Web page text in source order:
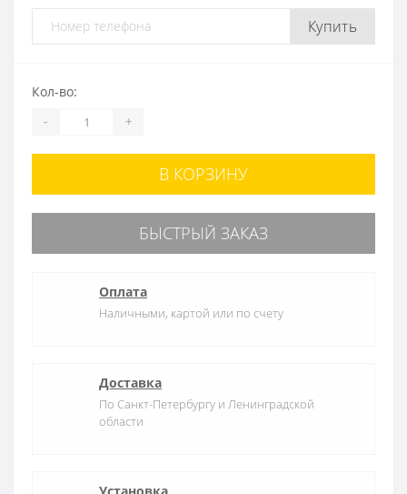
Купить
Кол-во:
- +
В КОРЗИНУ
БЫСТРЫЙ ЗАКАЗ
Оплата
Наличными, картой или по счету
Доставка
По Санкт-Петербургу и Ленинградской
области
Установка